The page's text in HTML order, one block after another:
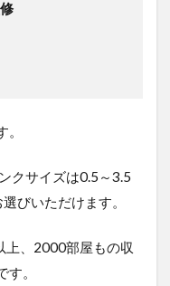
クサイズは0.5～3.5
びいただけます。
上、2000部屋もの収
。